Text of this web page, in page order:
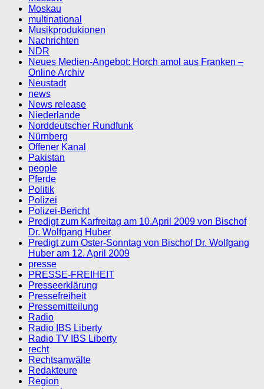
Moskau
multinational
Musikprodukionen
Nachrichten
NDR
Neues Medien-Angebot: Horch amol aus Franken –
Online Archiv
Neustadt
news
News release
Niederlande
Norddeutscher Rundfunk
Nürnberg
Offener Kanal
Pakistan
people
Pferde
Politik
Polizei
Polizei-Bericht
Predigt zum Karfreitag am 10.April 2009 von Bischof
Dr. Wolfgang Huber
Predigt zum Oster-Sonntag von Bischof Dr. Wolfgang
Huber am 12. April 2009
presse
PRESSE-FREIHEIT
Presseerklärung
Pressefreiheit
Pressemitteilung
Radio
Radio IBS Liberty
Radio TV IBS Liberty
recht
Rechtsanwälte
Redakteure
Region